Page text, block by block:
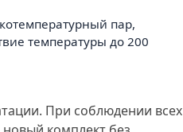
пар,
температуры до 200
При соблюдении всех